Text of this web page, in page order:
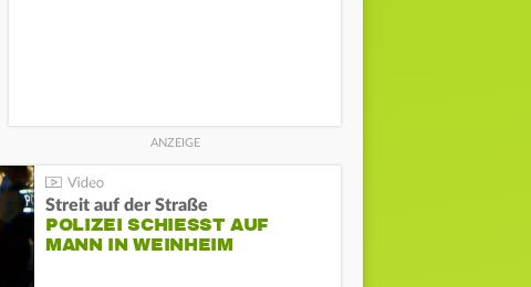
Streit auf der Straße
POLIZEI SCHIESST AUF M
ANN IN WEINHEIM